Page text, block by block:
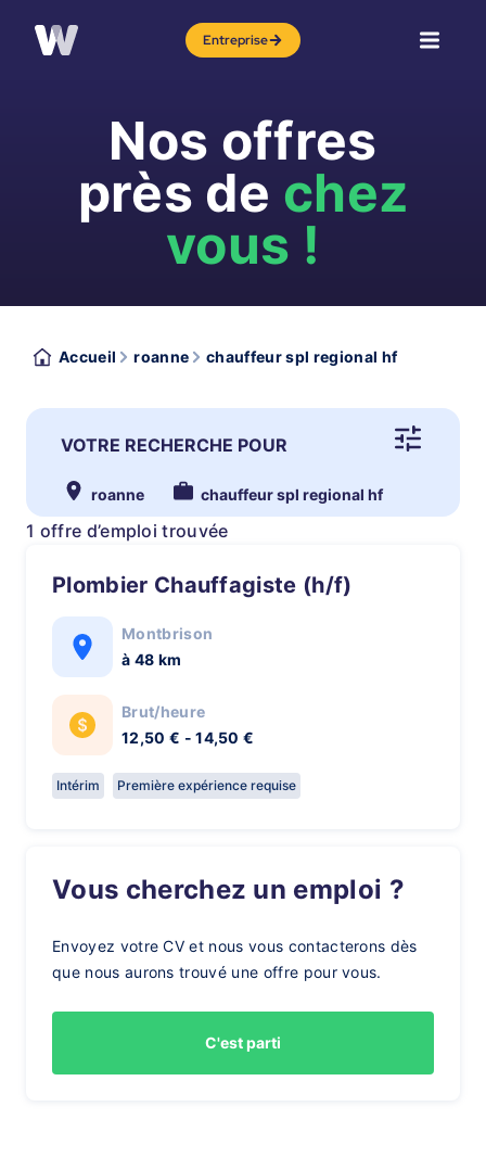
Entreprise
Nos offres
près de chez
vous !
Accueil roanne chauffeur spl regional hf
VOTRE RECHERCHE POUR
roanne chauffeur spl regional hf
1 offre d’emploi trouvée
Plombier Chauffagiste (h/f)
Montbrison
à 48 km
Brut/heure
12,50 € - 14,50 €
Intérim Première expérience requise
Vous cherchez un emploi ?
Envoyez votre CV et nous vous contacterons dès
que nous aurons trouvé une offre pour vous.
C'est parti